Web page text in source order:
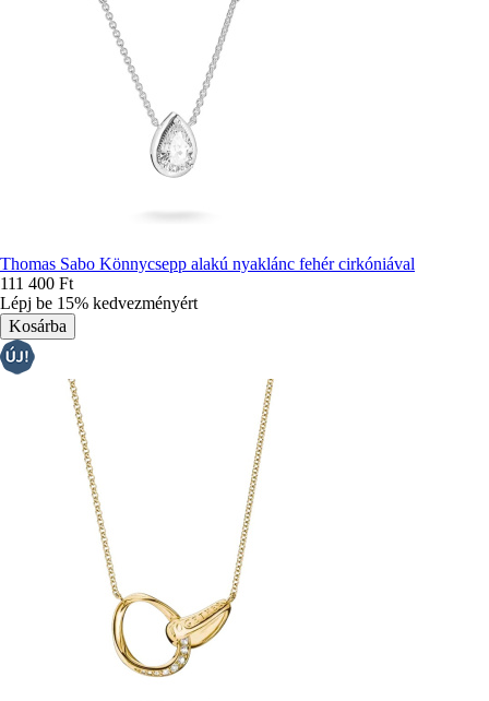
Thomas Sabo Könnycsepp alakú nyaklánc fehér cirkóniával
111 400 Ft
Lépj be 15% kedvezményért